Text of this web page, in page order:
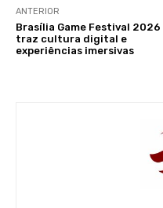
ANTERIOR
Brasília Game Festival 2026
traz cultura digital e
experiências imersivas